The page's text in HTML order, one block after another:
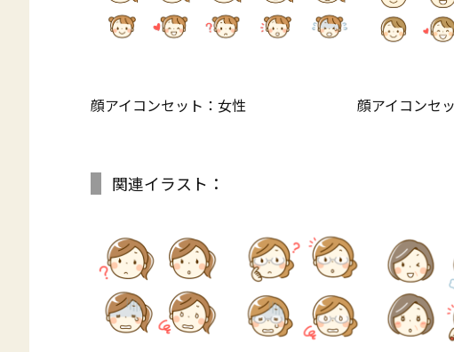
顔アイコンセット：女性 顔アイコンセ
関連イラスト：